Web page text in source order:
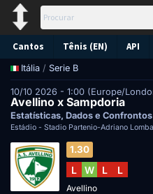
Cantos Tênis (EN) API
Itália / Serie B
10/10 2026 - 1:00 (Europe/
Avellino x Sampdoria
Estatísticas, Dados e
Estádio - Stadio Partenio-Adriano
1.30
L W L L
Avellino